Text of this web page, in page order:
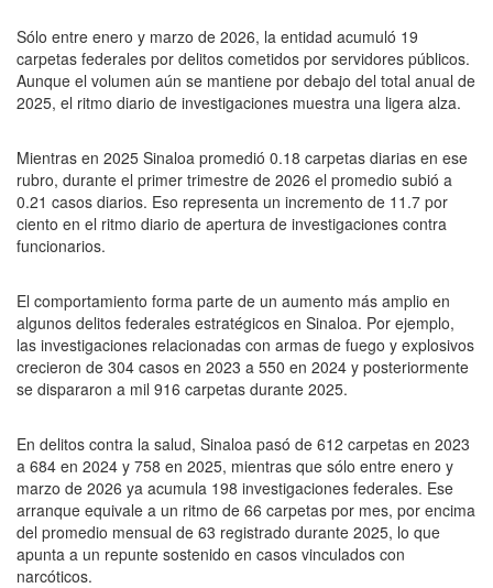
Sólo entre enero y marzo de 2026, la entidad acumuló 19
carpetas federales por delitos cometidos por servidores públicos.
Aunque el volumen aún se mantiene por debajo del total anual de
2025, el ritmo diario de investigaciones muestra una ligera alza.
Mientras en 2025 Sinaloa promedió 0.18 carpetas diarias en ese
rubro, durante el primer trimestre de 2026 el promedio subió a
0.21 casos diarios. Eso representa un incremento de 11.7 por
ciento en el ritmo diario de apertura de investigaciones contra
funcionarios.
El comportamiento forma parte de un aumento más amplio en
algunos delitos federales estratégicos en Sinaloa. Por ejemplo,
las investigaciones relacionadas con armas de fuego y explosivos
crecieron de 304 casos en 2023 a 550 en 2024 y posteriormente
se dispararon a mil 916 carpetas durante 2025.
En delitos contra la salud, Sinaloa pasó de 612 carpetas en 2023
a 684 en 2024 y 758 en 2025, mientras que sólo entre enero y
marzo de 2026 ya acumula 198 investigaciones federales. Ese
arranque equivale a un ritmo de 66 carpetas por mes, por encima
del promedio mensual de 63 registrado durante 2025, lo que
apunta a un repunte sostenido en casos vinculados con
narcóticos.